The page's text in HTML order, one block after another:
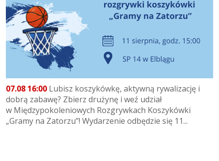
07.08 16:00 Lubisz koszykówkę, aktywną rywalizację i
dobrą zabawę? Zbierz drużynę i weź udział
w Międzypokoleniowych Rozgrywkach Koszykówki
„Gramy na Zatorzu”! Wydarzenie odbędzie się 11...